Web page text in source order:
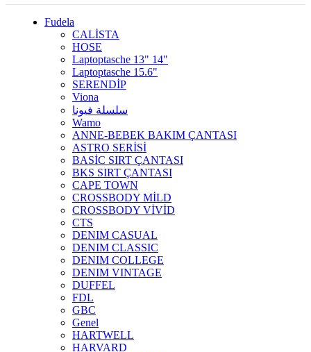
Fudela
CALİSTA
HOSE
Laptoptasche 13" 14"
Laptoptasche 15.6"
SERENDİP
Viona
سلسلة فيونا
Wamo
ANNE-BEBEK BAKIM ÇANTASI
ASTRO SERİSİ
BASİC SIRT ÇANTASI
BKS SIRT ÇANTASI
CAPE TOWN
CROSSBODY MİLD
CROSSBODY VİVİD
CTS
DENIM CASUAL
DENIM CLASSIC
DENIM COLLEGE
DENIM VINTAGE
DUFFEL
FDL
GBC
Genel
HARTWELL
HARVARD